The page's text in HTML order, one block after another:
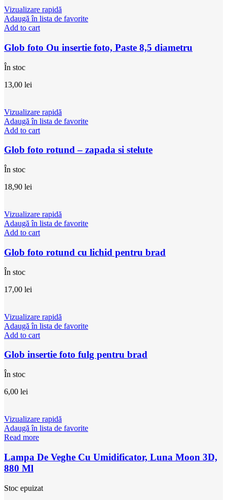
Vizualizare rapidă
Adaugă în lista de favorite
Add to cart
Glob foto Ou insertie foto, Paste 8,5 diametru
În stoc
13,00 lei
Vizualizare rapidă
Adaugă în lista de favorite
Add to cart
Glob foto rotund – zapada si stelute
În stoc
18,90 lei
Vizualizare rapidă
Adaugă în lista de favorite
Add to cart
Glob foto rotund cu lichid pentru brad
În stoc
17,00 lei
Vizualizare rapidă
Adaugă în lista de favorite
Add to cart
Glob insertie foto fulg pentru brad
În stoc
6,00 lei
Vizualizare rapidă
Adaugă în lista de favorite
Read more
Lampa De Veghe Cu Umidificator, Luna Moon 3D,
880 Ml
Stoc epuizat